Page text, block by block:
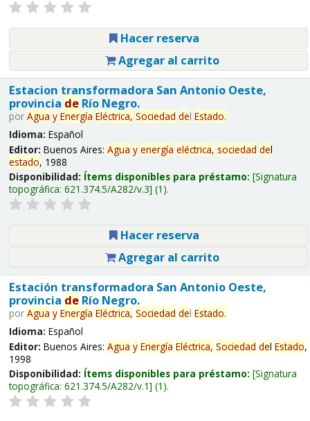
Hacer reserva
Agregar al carrito
Estacion transformadora San Antonio Oeste,
provincia deRío Negro.
por Agua y Energía Eléctrica, Sociedad del Estado.
Idioma: Español
Editor: Buenos Aires: Agua y energía eléctrica, sociedad del
estado, 1988
Disponibilidad: Ítems disponibles para préstamo: Signatura
topográfica: 621.374.5/A282/v.3 (1).
Hacer reserva
Agregar al carrito
Estación transformadora San Antonio Oeste,
provincia deRío Negro.
por Agua y Energía Eléctrica, Sociedad del Estado.
Idioma: Español
Editor: Buenos Aires: Agua y Energía Eléctrica, Sociedad del Estado,
1998
Disponibilidad: Ítems disponibles para préstamo: Signatura
topográfica: 621.374.5/A282/v.1 (1).